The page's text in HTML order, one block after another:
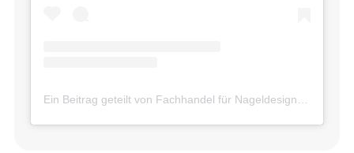
Ein Beitrag geteilt von Fachhandel für Nageldesign - Color Gel, UV Gel, Gellack etc. (@rockstarnails.de)